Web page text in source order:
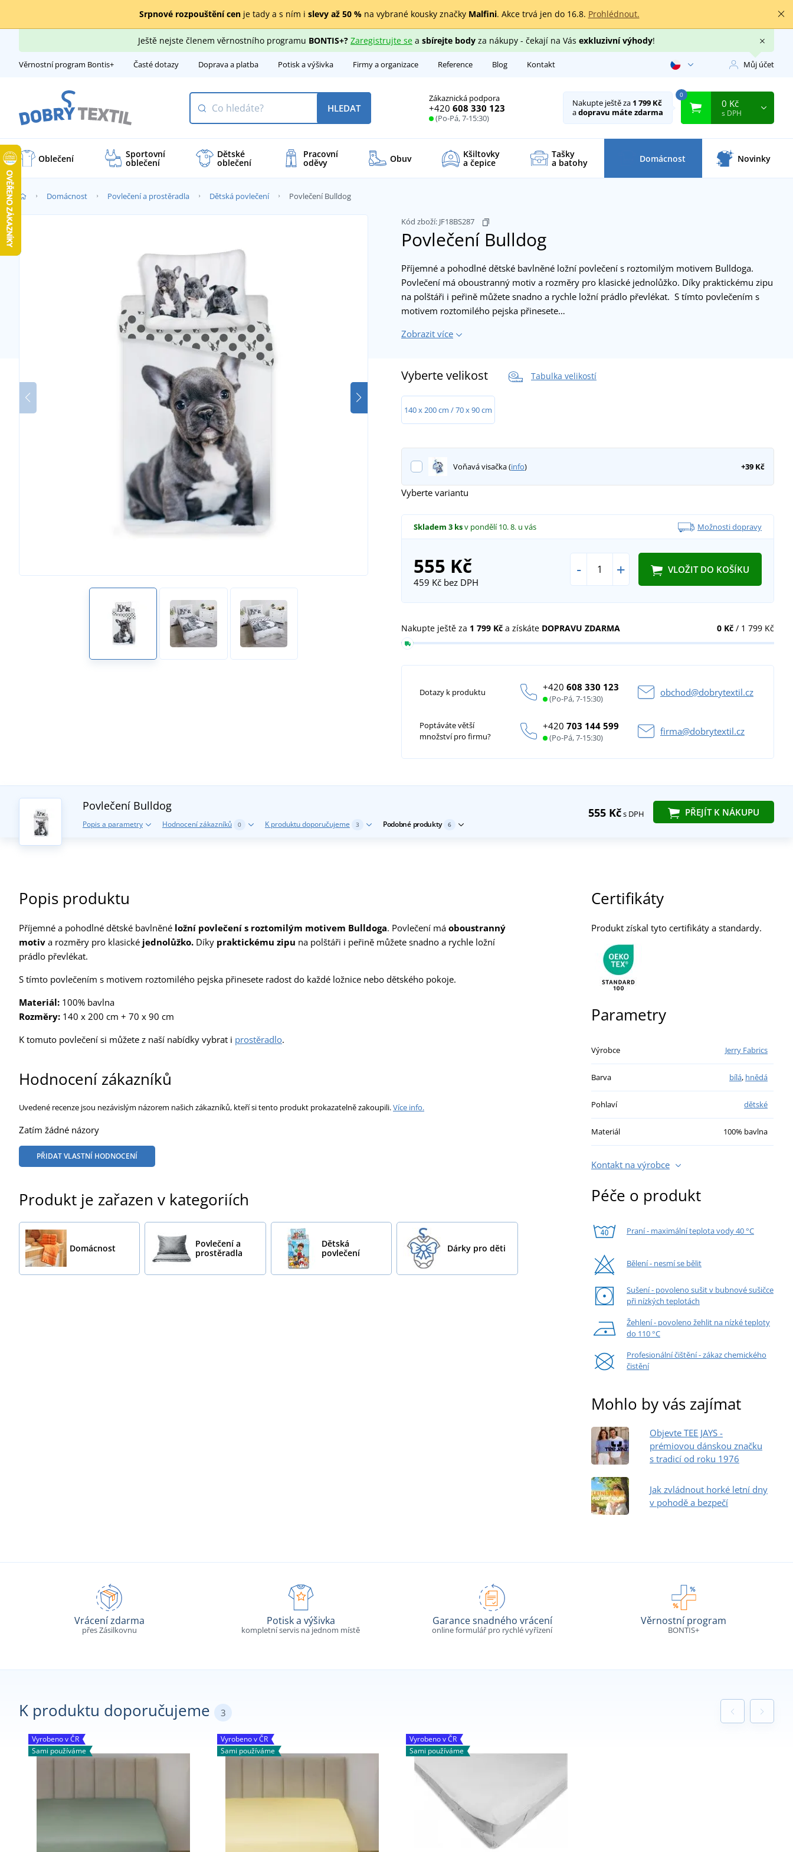
Srpnové rozpouštění cenje tady a s ním i slevy až 50 %na vybrané kousky značky Malfini. Akce trvá jen do 16.8. Prohlédnout.
Ještě nejste členem věrnostního programu BONTIS+? Zaregistrujte sea sbírejte bodyza nákupy - čekají na Vás exkluzivní výhody!
Věrnostní program Bontis+ Časté dotazy Doprava a platba Potisk a výšivka Firmy a organizace Reference Blog Kontakt Můj účet
Zákaznická podpora
+420 608 330 123
(Po-Pá, 7-15:30)
HLEDAT Nakupte ještě za 1 799 Kč
adopravu máte zdarma
0
0 Kč
s DPH
Oblečení Sportovní
oblečení
Dětské
oblečení
Pracovní
oděvy Obuv Kšiltovky
a čepice
Tašky
a batohy Domácnost Novinky
Domácnost Povlečení a prostěradla Dětská povlečení Povlečení Bulldog
Kód zboží: JF18BS287
Povlečení Bulldog
Příjemné a pohodlné dětské bavlněné ložní povlečení s roztomilým motivem Bulldoga.
Povlečení má oboustranný motiv a rozměry pro klasické jednolůžko. Díky praktickému zipu
na polštáři i peřině můžete snadno a rychle ložní prádlo převlékat. S tímto povlečením s
motivem roztomilého pejska přinesete…
Zobrazit více
Vyberte velikost Tabulka velikostí
140 x 200 cm / 70 x 90 cm
Voňavá visačka (info) +39 Kč
Vyberte variantu
Skladem 3 ksv pondělí 10. 8. u vás Možnosti dopravy
555 Kč
459 Kčbez DPH
- + VLOŽIT DO KOŠÍKU
0 Kč/ 1 799 Kč
Nakupte ještě za 1 799 Kč a získáte DOPRAVU ZDARMA
Dotazy k produktu +420608 330 123
(Po-Pá, 7-15:30)
obchod@dobrytextil.cz
Poptáváte větší
množství pro firmu?
+420703 144 599
(Po-Pá, 7-15:30)
firma@dobrytextil.cz
555 Kčs DPH PŘEJÍT K NÁKUPU
Povlečení Bulldog
Popis a parametry Hodnocení zákazníků 0 K produktu doporučujeme 3 Podobné produkty 6
Popis produktu
Příjemné a pohodlné dětské bavlněné ložní povlečení s roztomilým motivem Bulldoga. Povlečení má oboustranný
motiv a rozměry pro klasické jednolůžko. Díky praktickému zipu na polštáři i peřině můžete snadno a rychle ložní
prádlo převlékat.
S tímto povlečením s motivem roztomilého pejska přinesete radost do každé ložnice nebo dětského pokoje.
Materiál: 100% bavlna
Rozměry: 140 x 200 cm + 70 x 90 cm
K tomuto povlečení si můžete z naší nabídky vybrat i prostěradlo.
Hodnocení zákazníků
Uvedené recenze jsou nezávislým názorem našich zákazníků, kteří si tento produkt prokazatelně zakoupili.Více info.
Zatím žádné názory
PŘIDAT VLASTNÍ HODNOCENÍ
Produkt je zařazen v kategoriích
Domácnost
Povlečení a
prostěradla
Dětská
povlečení
Dárky pro děti
Certifikáty
Produkt získal tyto certifikáty a standardy.
Parametry
Výrobce Jerry Fabrics
Barva bílá, hnědá
Pohlaví dětské
Materiál 100% bavlna
Kontakt na výrobce
Péče o produkt
Praní - maximální teplota vody 40 °C
Bělení - nesmí se bělit
Sušení - povoleno sušit v bubnové sušičce
při nízkých teplotách
Žehlení - povoleno žehlit na nízké teploty
do 110 °C
Profesionální čištění - zákaz chemického
čistění
Mohlo by vás zajímat
Objevte TEE JAYS -
prémiovou dánskou značku
s tradicí od roku 1976
Jak zvládnout horké letní dny
v pohodě a bezpečí
Vrácení zdarma
přes Zásilkovnu
Potisk a výšivka
kompletní servis na jednom místě
Garance snadného vrácení
online formulář pro rychlé vyřízení
Věrnostní program
BONTIS+
K produktu doporučujeme 3
Vyrobeno v ČR
Sami používáme
Vyrobeno v ČR
Sami používáme
Vyrobeno v ČR
Sami používáme